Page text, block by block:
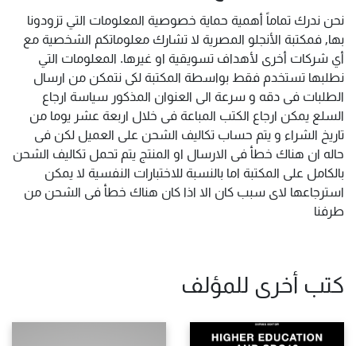
نحن ندرك تماماً أهمية حماية خصوصية المعلومات التي تزودونا
بها, فمكتبة الأنجلو المصرية لا تشارك معلوماتكم الشخصية مع
أي شركات أخرى لأهداف تسويقية او غيرها. المعلومات التي
نطلبها تستخدم فقط بواسطة المكتبة لكى نتمكن من ارسال
الطلبات فى دقه و سرعة الى العنوان المذكور سياسة ارجاع
السلع يمكن ارجاع الكتب المباعة فى خلال اربعة عشر يوما من
تاريخ الشراء و يتم حساب تكاليف الشحن على العميل لكن فى
حاله ان هناك خطأ فى الارسال او المنتج يتم تحمل تكاليف الشحن
بالكامل على المكتبة اما بالنسبة للاختبارات النفسية لا يمكن
استرجاعها لاى سبب كان الا اذا كان هناك خطأ فى الشحن من
طرفنا
كتب أخرى للمؤلف